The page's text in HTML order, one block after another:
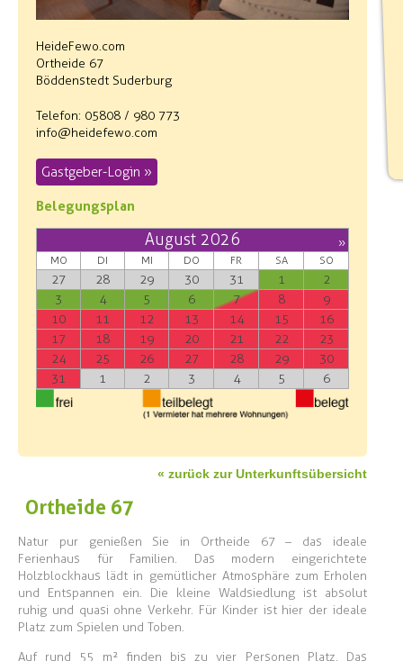
HeideFewo.com
Ortheide 67
Böddenstedt Suderburg
Telefon: 05808 / 980 773
info@heidefewo.com
Gastgeber-Login »
Belegungsplan
»
August 2026
MO DI MI DO FR SA SO
27 28 29 30 31 1
2
3
4 5 6 7 8
9
10
11 12 13 14 15
16
17
18 19 20 21 22
23
24
25 26 27 28 29
30
31
1 2 3 4 5 6
« zurück zur Unterkunftsübersicht
Ortheide 67
Natur pur genießen Sie in Ortheide 67 – das ideale
Ferienhaus für Familien. Das modern eingerichtete
Holzblockhaus lädt in gemütlicher Atmosphäre zum Erholen
und Entspannen ein. Die kleine Waldsiedlung ist absolut
ruhig und quasi ohne Verkehr. Für Kinder ist hier der ideale
Platz zum Spielen und Toben.
Auf rund 55 m² finden bis zu vier Personen Platz. Das